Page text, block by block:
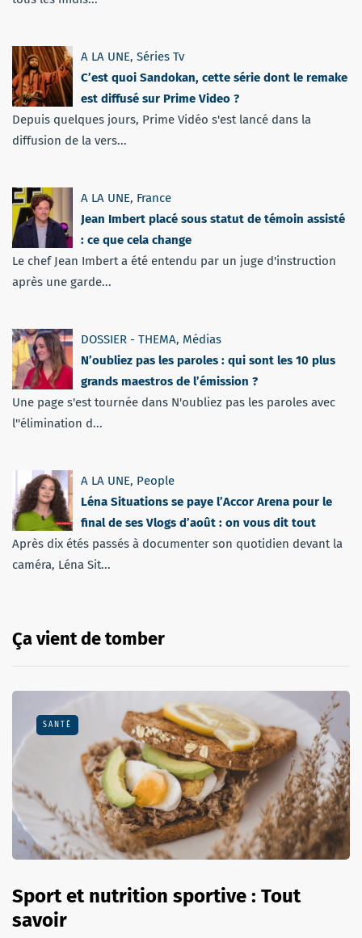
A LA UNE, Séries Tv
C’est quoi Sandokan, cette série dont le remake
est diffusé sur Prime Video ?
Depuis quelques jours, Prime Vidéo s'est lancé dans la
diffusion de la vers...
A LA UNE, France
Jean Imbert placé sous statut de témoin assisté
: ce que cela change
Le chef Jean Imbert a été entendu par un juge d'instruction
après une garde...
DOSSIER - THEMA, Médias
N’oubliez pas les paroles : qui sont les 10 plus
grands maestros de l’émission ?
Une page s'est tournée dans N'oubliez pas les paroles avec
l''élimination d...
A LA UNE, People
Léna Situations se paye l’Accor Arena pour le
final de ses Vlogs d’août : on vous dit tout
Après dix étés passés à documenter son quotidien devant la
caméra, Léna Sit...
Ça vient de tomber
SANTÉ
Sport et nutrition sportive : Tout
savoir